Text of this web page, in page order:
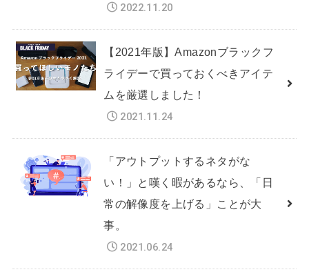
2022.11.20
【2021年版】Amazonブラックフ
ライデーで買っておくべきアイテ
ムを厳選しました！
2021.11.24
「アウトプットするネタがな
い！」と嘆く暇があるなら、「日
常の解像度を上げる」ことが大
事。
2021.06.24